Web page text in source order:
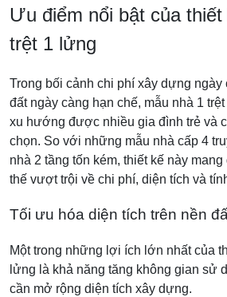
Ưu điểm nổi bật của
trệt 1 lửng
Trong bối cảnh chi phí xây dựng ngày
đất ngày càng hạn chế, mẫu nhà 1
xu hướng được nhiều gia đình trẻ và
chọn. So với những mẫu nhà cấp 4
nhà 2 tầng tốn kém, thiết kế này
thế vượt trội về chi phí, diện tích và
Tối ưu hóa diện tích trên nền
Một trong những lợi ích lớn nhất của
lửng là khả năng tăng không gian sử
cần mở rộng diện tích xây dựng.